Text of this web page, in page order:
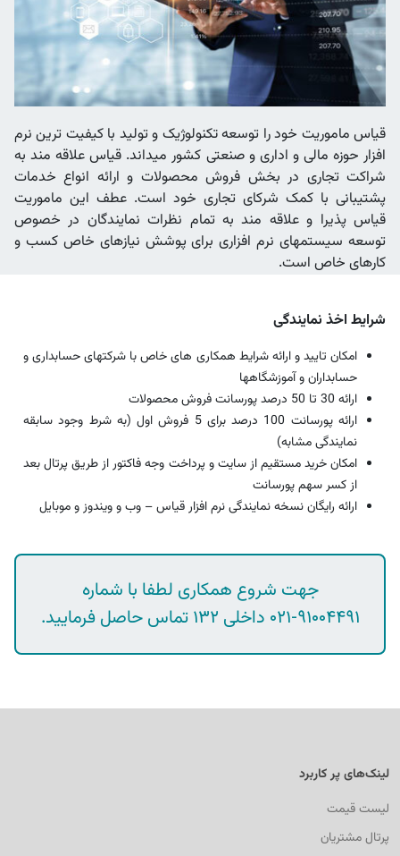
قیاس ماموریت خود را توسعه تکنولوژیک و تولید با کیفیت ترین نرم
افزار حوزه مالی و اداری و صنعتی کشور میداند. قیاس علاقه مند به
شراکت تجاری در بخش فروش محصولات و ارائه انواع خدمات
پشتیبانی با کمک شرکای تجاری خود است. عطف این ماموریت
قیاس پذیرا و علاقه مند به تمام نظرات نمایندگان در خصوص
توسعه سیستمهای نرم افزاری برای پوشش نیازهای خاص کسب و
کارهای خاص است.
شرایط اخذ نمایندگی
امکان تایید و ارائه شرایط همکاری های خاص با شرکتهای حسابداری و
حسابداران و آموزشگاهها
ارائه 30 تا 50 درصد پورسانت فروش محصولات
ارائه پورسانت 100 درصد برای 5 فروش اول (به شرط وجود سابقه
نمایندگی مشابه)
امکان خرید مستقیم از سایت و پرداخت وجه فاکتور از طریق پرتال بعد
از کسر سهم پورسانت
ارائه رایگان نسخه نمایندگی نرم افزار قیاس – وب و ویندوز و موبایل
جهت شروع همکاری لطفا با شماره
021-91004491 داخلی 132 تماس حاصل فرمایید.
لینک‌های پر کاربرد
لیست قیمت
پرتال مشتریان